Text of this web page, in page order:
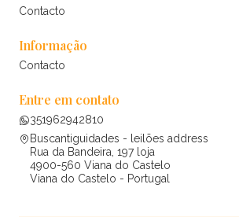
Contacto
Informação
Contacto
Entre em contato
351962942810
Buscantiguidades - leilões address
Rua da Bandeira, 197 loja
4900-560 Viana do Castelo
Viana do Castelo - Portugal